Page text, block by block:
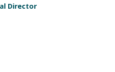
Director